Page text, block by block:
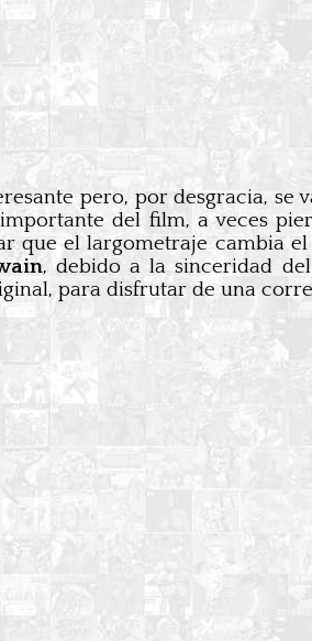
pero, por desgracia, se
del film, a veces
que el largometraje cambia
, debido a la sinceridad
para disfrutar de una